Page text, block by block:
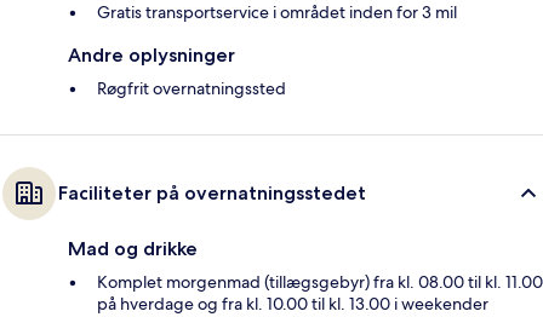
Gratis transportservice i området inden for 3 mil
Andre oplysninger
Røgfrit overnatningssted
Faciliteter på overnatningsstedet
Mad og drikke
Komplet morgenmad (tillægsgebyr) fra kl. 08.00 til kl. 11.00
på hverdage og fra kl. 10.00 til kl. 13.00 i weekender